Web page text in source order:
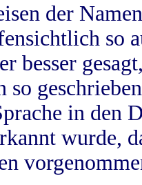
der
so
besser
so
in
wurde,